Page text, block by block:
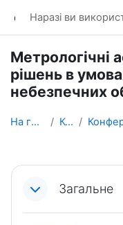
Наразі ви
Метрологічні
рішень в
небезпечних
На головну Курси
Схема розділу
Загальне